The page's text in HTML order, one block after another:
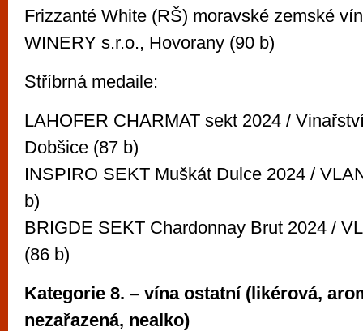
Frizzanté White (RŠ) moravské zemské
WINERY s.r.o., Hovorany (90 b)
Stříbrná medaile:
LAHOFER CHARMAT sekt 2024 /
Dobšice (87 b)
INSPIRO SEKT Muškát Dulce 2024 /
b)
BRIGDE SEKT Chardonnay Brut 2024 /
(86 b)
Kategorie 8. – vína ostatní (likérová,
nezařazená, nealko)